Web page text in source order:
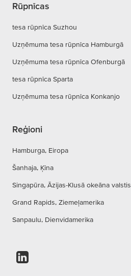
Rūpnīcas
tesa rūpnīca Suzhou
Uzņēmuma tesa rūpnīca Hamburgā
Uzņēmuma tesa rūpnīca Ofenburgā
tesa rūpnīca Sparta
Uzņēmuma tesa rūpnīca Konkanjo
Reģioni
Hamburga, Eiropa
Šanhaja, Ķīna
Singapūra, Āzijas-Klusā okeāna valstis
Grand Rapids, Ziemeļamerika
Sanpaulu, Dienvidamerika